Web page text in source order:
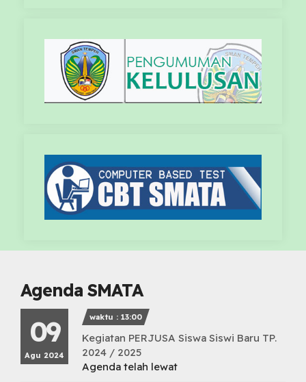
Agenda SMATA
09
Agu 2024
waktu : 13:00
Kegiatan PERJUSA Siswa Siswi Baru TP.
2024 / 2025
Agenda telah lewat